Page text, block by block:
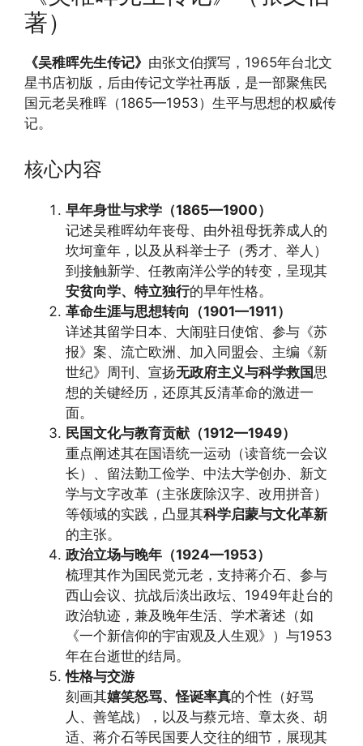
著）
《吴稚晖先生传记》 由张文伯撰写，1965年台北文
星书店初版，后由传记文学社再版，是一部聚焦民
国元老吴稚晖（1865—1953）生平与思想的权威传
记。
核心内容
早年身世与求学（1865—1900）
记述吴稚晖幼年丧母、由外祖母抚养成人的
坎坷童年，以及从科举士子（秀才、举人）
到接触新学、任教南洋公学的转变，呈现其
安贫向学、特立独行的早年性格。
革命生涯与思想转向（1901—1911）
详述其留学日本、大闹驻日使馆、参与《苏
报》案、流亡欧洲、加入同盟会、主编《新
世纪》周刊、宣扬无政府主义与科学救国 思
想的关键经历，还原其反清革命的激进一
面。
民国文化与教育贡献（1912—1949）
重点阐述其在国语统一运动（读音统一会议
长）、留法勤工俭学、中法大学创办、新文
学与文字改革（主张废除汉字、改用拼音）
等领域的实践，凸显其科学启蒙与文化革新
的主张。
政治立场与晚年（1924—1953）
梳理其作为国民党元老，支持蒋介石、参与
西山会议、抗战后淡出政坛、1949年赴台的
政治轨迹，兼及晚年生活、学术著述（如
《一个新信仰的宇宙观及人生观》）与1953
年在台逝世的结局。
性格与交游
刻画其嬉笑怒骂、怪诞率真的个性（好骂
人、善笔战），以及与蔡元培、章太炎、胡
适、蒋介石等民国要人交往的细节，展现其